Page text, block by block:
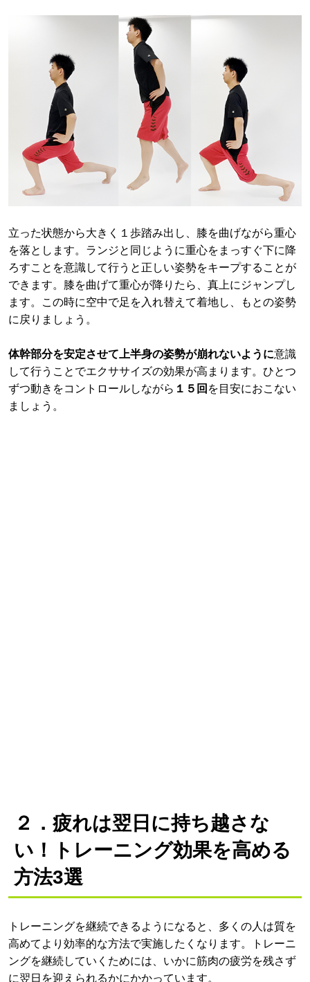
立った状態から大きく１歩踏み出し、膝を曲げながら重心
を落とします。ランジと同じように重心をまっすぐ下に降
ろすことを意識して行うと正しい姿勢をキープすることが
できます。膝を曲げて重心が降りたら、真上にジャンプし
ます。この時に空中で足を入れ替えて着地し、もとの姿勢
に戻りましょう。
体幹部分を安定させて上半身の姿勢が崩れないように意識
して行うことでエクササイズの効果が高まります。ひとつ
ずつ動きをコントロールしながら １５回 を目安におこない
ましょう。
２．疲れは翌日に持ち越さな
い！トレーニング効果を高める
方法3選
トレーニングを継続できるようになると、多くの人は質を
高めてより効率的な方法で実施したくなります。トレーニ
ングを継続していくためには、いかに筋肉の疲労を残さず
に翌日を迎えられるかにかかっています。